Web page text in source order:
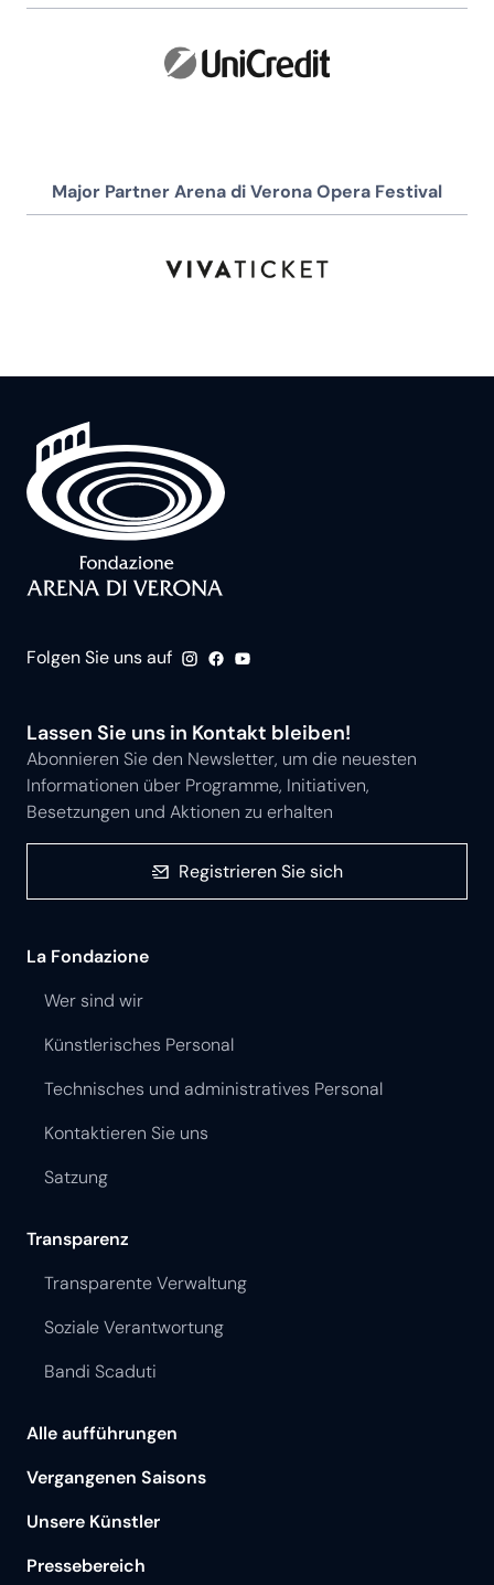
Major Partner Arena di Verona Opera Festival
Folgen Sie uns auf
Lassen Sie uns in Kontakt bleiben!
Abonnieren Sie den Newsletter, um die neuesten
Informationen über Programme, Initiativen,
Besetzungen und Aktionen zu erhalten
Registrieren Sie sich
La Fondazione
Wer sind wir
Künstlerisches Personal
Technisches und administratives Personal
Kontaktieren Sie uns
Satzung
Transparenz
Transparente Verwaltung
Soziale Verantwortung
Bandi Scaduti
Alle aufführungen
Vergangenen Saisons
Unsere Künstler
Pressebereich